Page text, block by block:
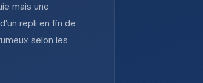
mais une
repli en fin de
selon les